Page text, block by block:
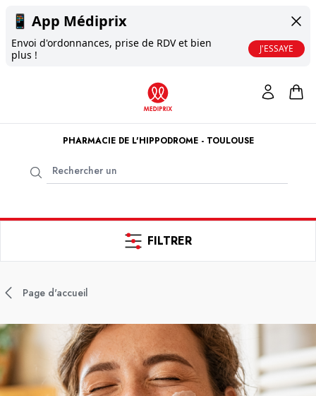
📱 App Médiprix
Envoi d'ordonnances, prise de RDV et bien
plus !
J'ESSAYE
PHARMACIE DE L'HIPPODROME - TOULOUSE
FILTRER
Page d'accueil